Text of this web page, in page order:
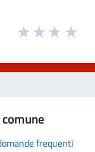
frequenti